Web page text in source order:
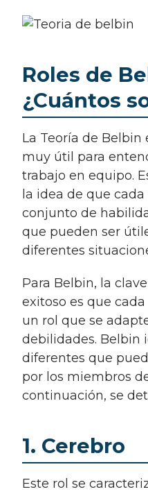
Roles de
¿Cuántos
La Teoría de Belbin es una herramienta
muy útil para
trabajo en equipo.
la idea de que
conjunto de
que pueden ser
diferentes
Para Belbin, la clave para un equipo
exitoso es que
un rol que se
debilidades. Belbin
diferentes que
por los miembros
continuación, se
1. Cerebro
Este rol se caracteriza por una gran